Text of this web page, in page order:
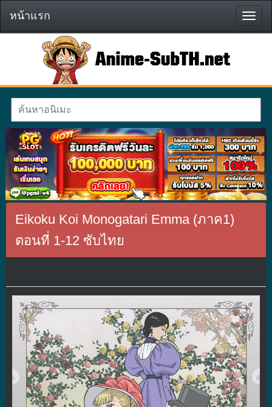
หน้า
แรก
หน้าแรก
Eikoku Koi Monogatari Emma (ภาค1)
ตอนที่ 1-12 ซับไทย